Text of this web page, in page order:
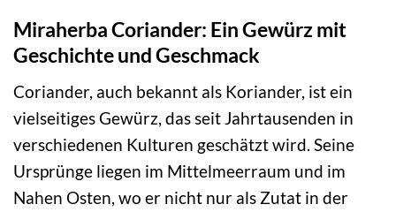
Miraherba Coriander: Ein Gewürz mit
Geschichte und Geschmack
Coriander, auch bekannt als Koriander, ist ein
vielseitiges Gewürz, das seit Jahrtausenden in
verschiedenen Kulturen geschätzt wird. Seine
Ursprünge liegen im Mittelmeerraum und im
Nahen Osten, wo er nicht nur als Zutat in der